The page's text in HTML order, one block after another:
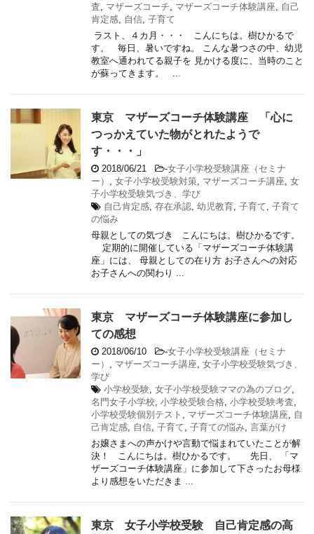
査
マザーズコーチ マザーズコーチ体験講座
自己
肯定感 自信 子育て
ラスト、４カ月・・・ こんにちは。樹ひかるで
す。 毎日、暑いですね。 こんな暑つさの中、幼児
教室へ通われてる親子を 見かける度に、当時のこと
が蘇ってきます。 ...
東京 マザーズコーチ体験講座 「心に
つっかえていた物がとれたようで
す・・・」
2018/06/21 -女子小学校受験講座（セミナ
ー）
女子小学校受験対策 マザーズコーチ講座 女
子小学校受験気づき、学び
自己肯定感 存在承認 幼児教育 子育て 子育て
の悩み
母親としての気づき こんにちは。樹ひかるです。
定期的に開催している「マザーズコーチ体験講
座」には、 母親としての在り方 お子さんへの対応
お子さんへの関わり ...
東京 マザーズコーチ体験講座に参加し
ての感想
2018/06/10 -女子小学校受験講座（セミナ
ー）
マザーズコーチ講座 女子小学校受験気づき、
学び
小学校受験 女子小学校受験ママの為のブログ
名門女子小学校 小学校受験合格 小学校受験考査
小学校受験個別テスト
マザーズコーチ体験講座
自
己肯定感 自信 子育て 子育ての悩み 言葉がけ
お嬢さまへの声かけや言動で悩まれていたことが解
決！ こんにちは。樹ひかるです。 先日、 「マ
ザーズコーチ体験講座」に参加して下さったお母様
より感想をいただきま ...
東京 女子小学校受験 自己肯定感の高